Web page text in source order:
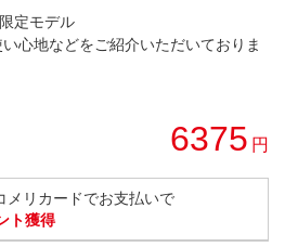
定モデル
心地などをご紹介いただいておりま
6375 円
メリカードでお支払いで
ト獲得